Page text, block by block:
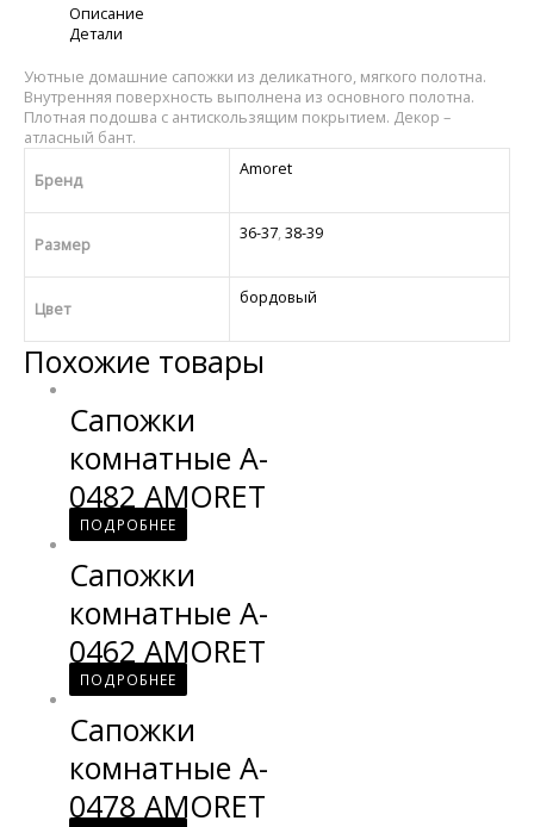
Описание
Детали
Уютные домашние сапожки из деликатного, мягкого полотна.
Внутренняя поверхность выполнена из основного полотна.
Плотная подошва с антискользящим покрытием. Декор –
атласный бант.
Бренд
Amoret
Размер
36-37,38-39
Цвет
бордовый
Похожие товары
Сапожки
комнатные A-
0482 AMORET
ПОДРОБНЕЕ
Сапожки
комнатные A-
0462 AMORET
ПОДРОБНЕЕ
Сапожки
комнатные A-
0478 AMORET